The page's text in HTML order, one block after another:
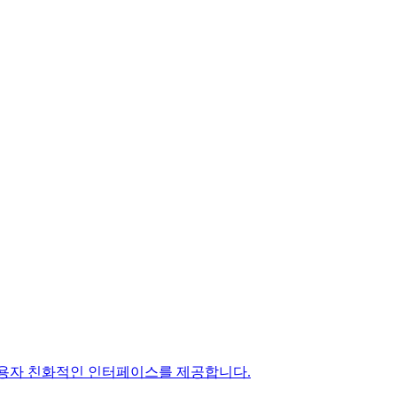
자 친화적인 인터페이스를 제공합니다.